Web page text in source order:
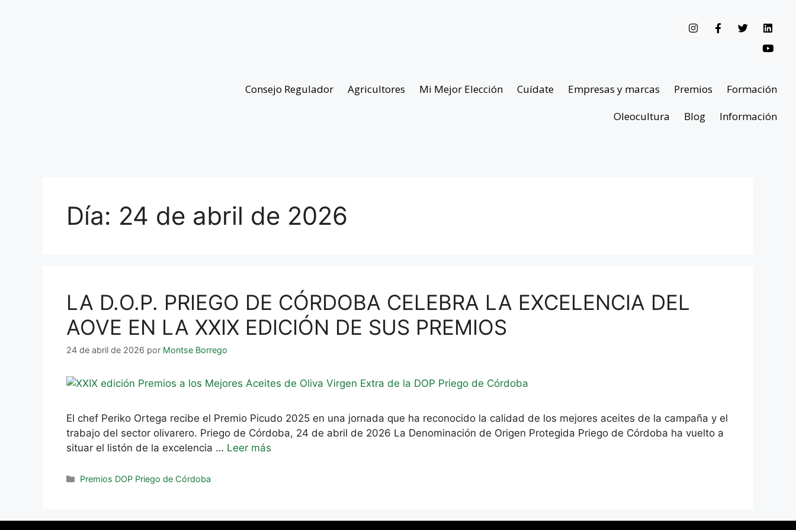
Consejo Regulador Agricultores Mi Mejor Elección Cuídate Empresas y marcas Premios
Formación
Oleocultura
Blog Información
Día: 24 de abril de 2026
LA D.O.P. PRIEGO DE CÓRDOBA CELEBRA LA EXCELENCIA DEL
AOVE EN LA XXIX EDICIÓN DE SUS PREMIOS
24 de abril de 2026 por Montse Borrego
El chef Periko Ortega recibe el Premio Picudo 2025 en una jornada que ha reconocido la calidad de los mejores aceites de la campaña y el
trabajo del sector olivarero. Priego de Córdoba, 24 de abril de 2026 La Denominación de Origen Protegida Priego de Córdoba ha vuelto a
situar el listón de la excelencia … Leer más
Premios DOP Priego de Córdoba